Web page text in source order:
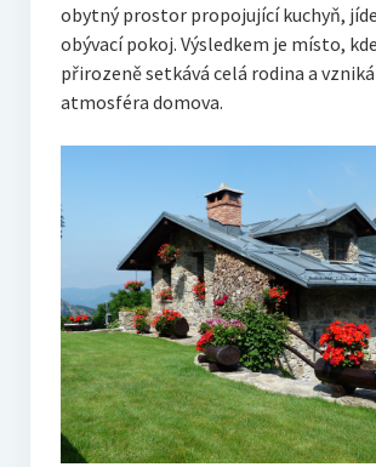
obytný prostor propojující kuchyň,
obývací pokoj. Výsledkem je místo,
přirozeně setkává celá rodina a
atmosféra domova.